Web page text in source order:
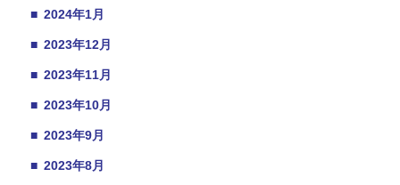
■ 2024年1月
■ 2023年12月
■ 2023年11月
■ 2023年10月
■ 2023年9月
■ 2023年8月